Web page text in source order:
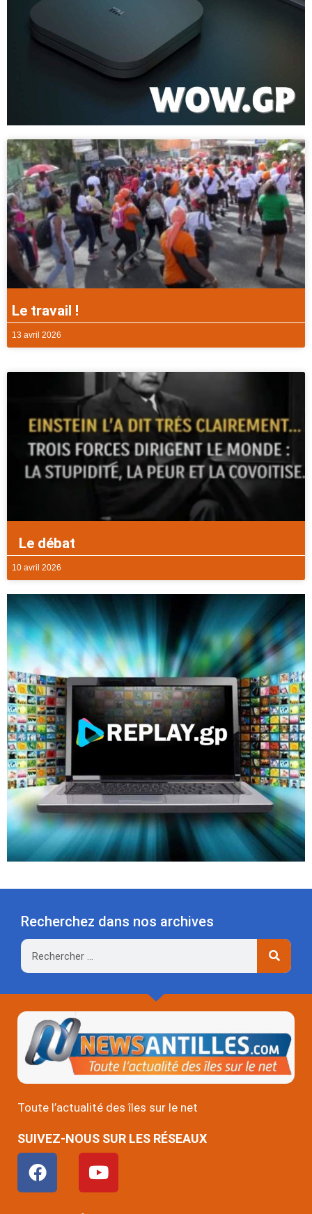
Le travail !
13 avril 2026
Le débat
10 avril 2026
Recherchez dans nos archives
Rechercher
Toute l’actualité des îles sur le net
SUIVEZ-NOUS SUR LES RÉSEAUX
F
a
c
Y
o
u